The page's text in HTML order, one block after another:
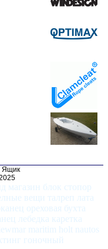
Ящик
магазин блок стопор
вещи талреп лата
ореховая бухта
лебедка каретка
maritim holt nautos
гоночный